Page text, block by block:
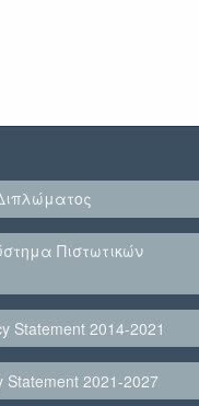
Πιστωτικών
Statement 2014-2021
Statement 2021-2027